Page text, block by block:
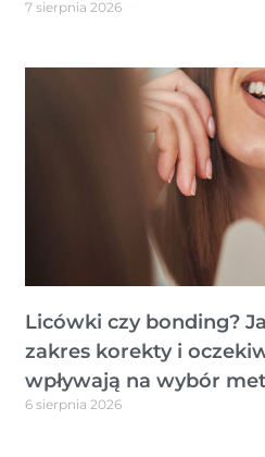
7 sierpnia 2026
Licówki czy bonding?
zakres korekty i
wpływają na wybór
6 sierpnia 2026